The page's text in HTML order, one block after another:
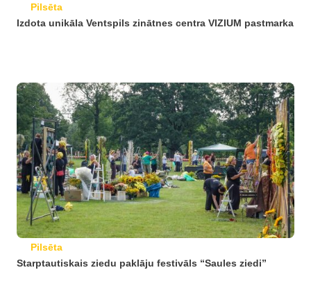
Pilsēta
Izdota unikāla Ventspils zinātnes centra VIZIUM pastmarka
Pilsēta
Starptautiskais ziedu paklāju festivāls “Saules ziedi”